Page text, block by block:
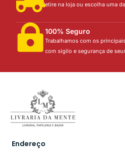
Retire na loja ou escolha uma
100% Seguro
Trabalhamos com os
com sigilo e segurança de
Endereço